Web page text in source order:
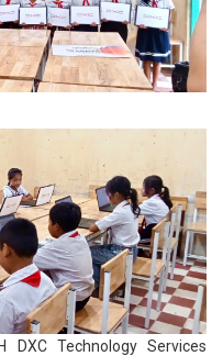
Technology Services